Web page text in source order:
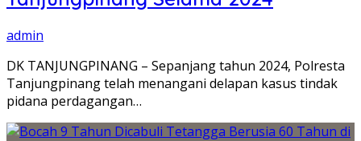
admin
DK TANJUNGPINANG – Sepanjang tahun 2024, Polresta
Tanjungpinang telah menangani delapan kasus tindak
pidana perdagangan…